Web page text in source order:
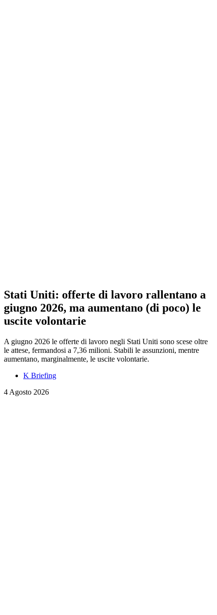
Stati Uniti: offerte di lavoro rallentano a
giugno 2026, ma aumentano (di poco) le
uscite volontarie
A giugno 2026 le offerte di lavoro negli Stati Uniti sono scese oltre
le attese, fermandosi a 7,36 milioni. Stabili le assunzioni, mentre
aumentano, marginalmente, le uscite volontarie.
K Briefing
4 Agosto 2026